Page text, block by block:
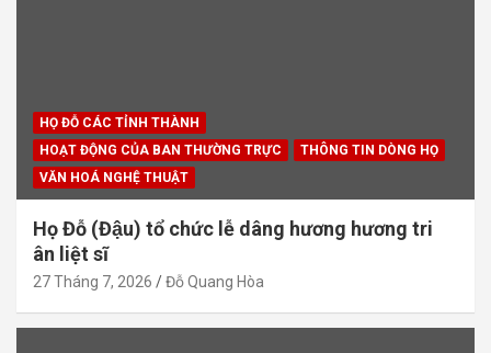
HỌ ĐỖ CÁC TỈNH THÀNH
HOẠT ĐỘNG CỦA BAN THƯỜNG TRỰC
THÔNG TIN DÒNG HỌ
VĂN HOÁ NGHỆ THUẬT
Họ Đỗ (Đậu) tổ chức lễ dâng hương hương tri
ân liệt sĩ
27 Tháng 7, 2026 Đỗ Quang Hòa